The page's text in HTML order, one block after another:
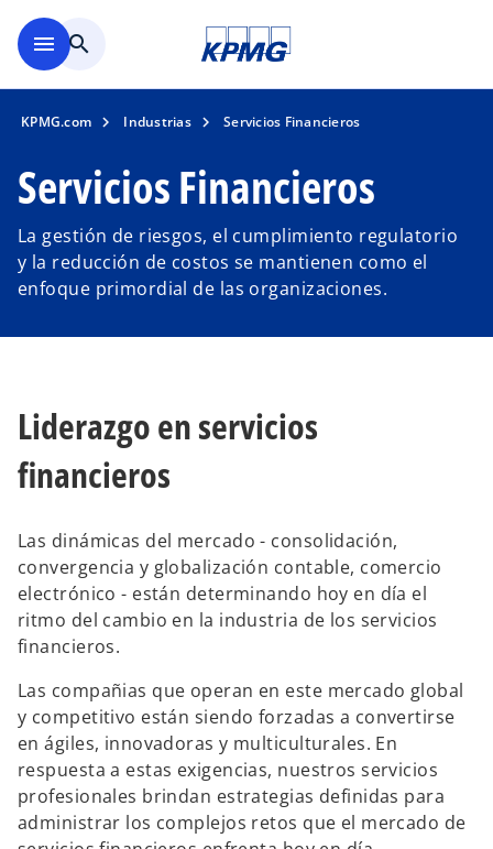
menu search
KPMG.com Industrias Servicios Financieros
Servicios Financieros
La gestión de riesgos, el cumplimiento regulatorio
y la reducción de costos se mantienen como el
enfoque primordial de las organizaciones.
Liderazgo en servicios
financieros
Las dinámicas del mercado - consolidación,
convergencia y globalización contable, comercio
electrónico - están determinando hoy en día el
ritmo del cambio en la industria de los servicios
financieros.
Las compañias que operan en este mercado global
y competitivo están siendo forzadas a convertirse
en ágiles, innovadoras y multiculturales. En
respuesta a estas exigencias, nuestros servicios
profesionales brindan estrategias definidas para
administrar los complejos retos que el mercado de